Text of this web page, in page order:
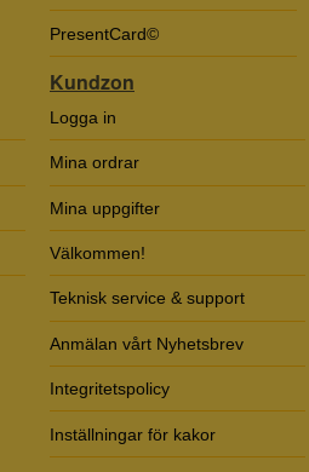
PresentCard©
Kundzon
Logga in
Mina ordrar
Mina uppgifter
Välkommen!
Teknisk service & support
Anmälan vårt Nyhetsbrev
Integritetspolicy
Inställningar för kakor